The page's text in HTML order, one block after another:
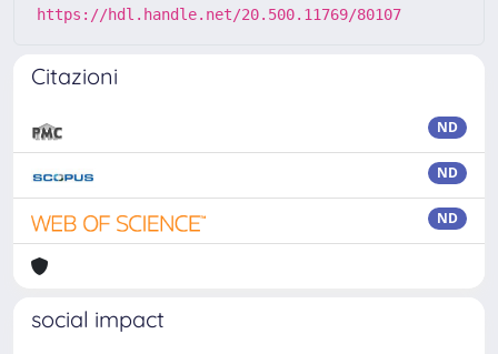
https://hdl.handle.net/20.500.11769/80107
Citazioni
ND
ND
ND
social impact